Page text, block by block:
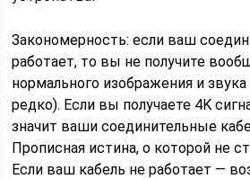
Закономерность: если ваш
работает, то вы не получите
нормального изображения и
редко). Если вы получаете 4K
значит ваши соединительные
Прописная истина, о которой не
Если ваш кабель не работает —